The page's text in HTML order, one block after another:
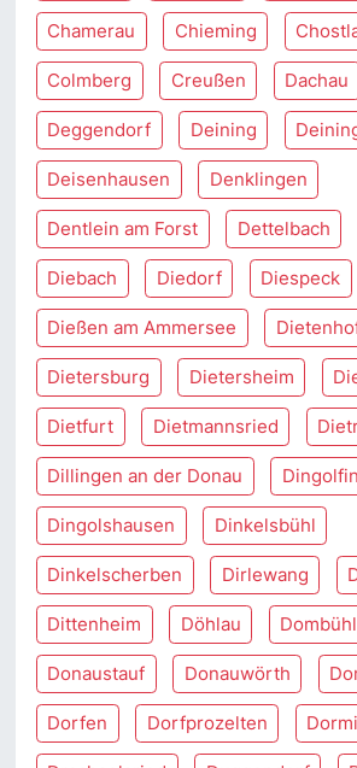
Chamerau Chieming
Colmberg Creußen Dachau
Deggendorf Deining
Deisenhausen Denklingen
Dentlein am Forst Dettelbach
Diebach Diedorf Diespeck
Dießen am Ammersee
Dietersburg Dietersheim
Dietfurt Dietmannsried
Dillingen an der Donau
Dingolshausen Dinkelsbühl
Dinkelscherben Dirlewang
Dittenheim Döhlau Dombühl
Donaustauf Donauwörth
Dorfen Dorfprozelten